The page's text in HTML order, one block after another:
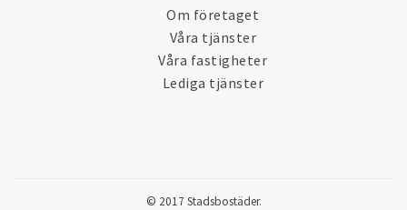
Om företaget
Våra tjänster
Våra fastigheter
Lediga tjänster
© 2017 Stadsbostäder.